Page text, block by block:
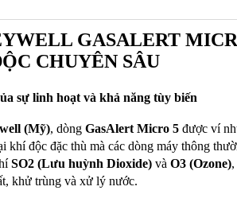
GASALERT
CHUYÊN SÂU
sự linh hoạt và khả năng tùy biến
(Mỹ), dòng GasAlert Micro 5 được ví
khí độc đặc thù mà các dòng máy thông
SO2 (Lưu huỳnh Dioxide) và O3 (Ozone)
khử trùng và xử lý nước.